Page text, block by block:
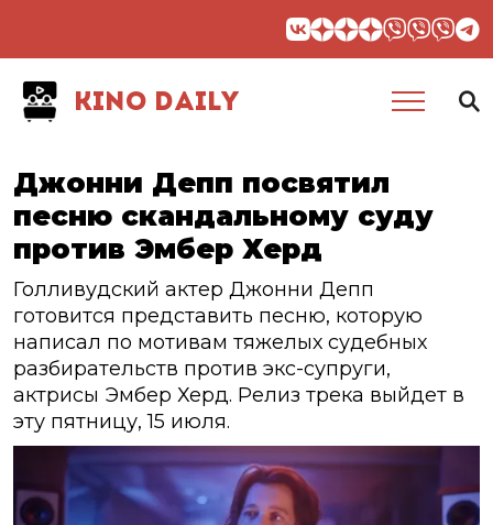
KINO DAILY
Джонни Депп посвятил
песню скандальному суду
против Эмбер Херд
Голливудский актер Джонни Депп
готовится представить песню, которую
написал по мотивам тяжелых судебных
разбирательств против экс-супруги,
актрисы Эмбер Херд. Релиз трека выйдет в
эту пятницу, 15 июля.